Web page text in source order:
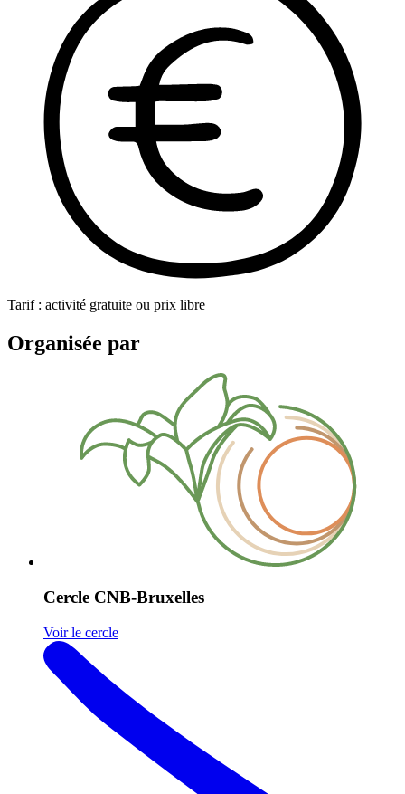
Tarif : activité gratuite ou prix libre
Organisée par
Cercle CNB-Bruxelles
Voir le cercle